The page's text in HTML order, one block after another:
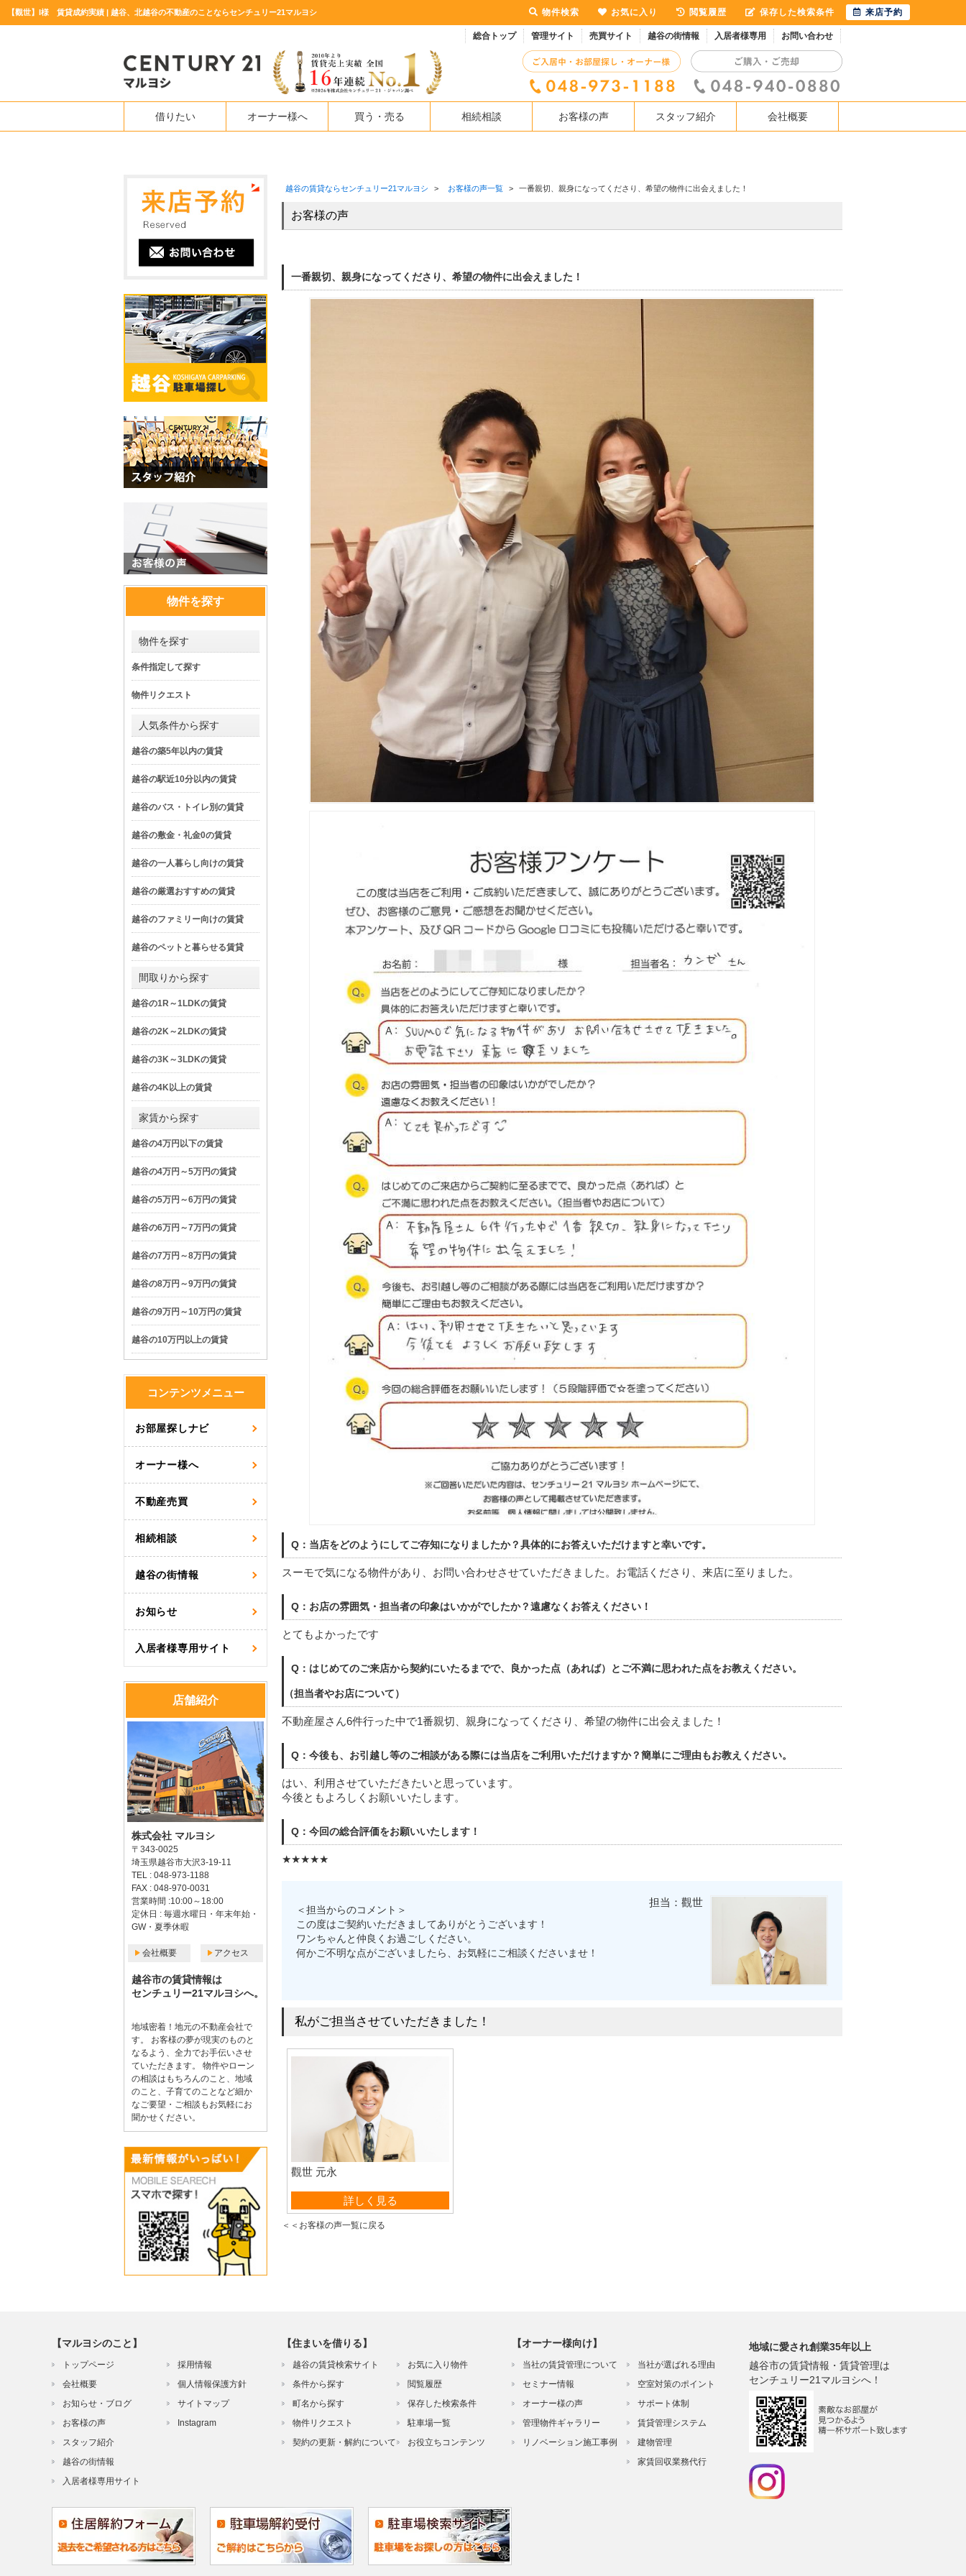
【觀世】I様 賃貸成約実績 | 越谷、北越谷の不動産のことならセンチュリー21マルヨシ
総合トップ 管理サイト 売買サイト 越谷の街情報 入居者様専用 お問い合わせ
借りたい オーナー様へ 買う・売る 相続相談 お客様の声 スタッフ紹介 会社概要
越谷の賃貸ならセンチュリー21マルヨシ > お客様の声一覧 > 一番親切、親身になってくださり、希望の物件に出会えました！
お客様の声
一番親切、親身になってくださり、希望の物件に出会えました！
Q：当店をどのようにしてご存知になりましたか？具体的にお答えいただけますと幸いです。
スーモで気になる物件があり、お問い合わせさせていただきました。お電話くださり、来店に至りました。
Q：お店の雰囲気・担当者の印象はいかがでしたか？遠慮なくお答えください！
とてもよかったです
Q：はじめてのご来店から契約にいたるまでで、良かった点（あれば）とご不満に思われた点をお教えください。
（担当者やお店について）
不動産屋さん6件行った中で1番親切、親身になってくださり、希望の物件に出会えました！
Q：今後も、お引越し等のご相談がある際には当店をご利用いただけますか？簡単にご理由もお教えください。
はい、利用させていただきたいと思っています。
今後ともよろしくお願いいたします。
Q：今回の総合評価をお願いいたします！
★★★★★
＜担当からのコメント＞
この度はご契約いただきましてありがとうございます！
ワンちゃんと仲良くお過ごしください。
何かご不明な点がございましたら、お気軽にご相談くださいませ！
担当：觀世
私がご担当させていただきました！
觀世 元永
賃貸営業部詳しく見る
＜＜お客様の声一覧に戻る
物件を探す
物件を探す
条件指定して探す
物件リクエスト
人気条件から探す
越谷の築5年以内の賃貸
越谷の駅近10分以内の賃貸
越谷のバス・トイレ別の賃貸
越谷の敷金・礼金0の賃貸
越谷の一人暮らし向けの賃貸
越谷の厳選おすすめの賃貸
越谷のファミリー向けの賃貸
越谷のペットと暮らせる賃貸
間取りから探す
越谷の1R～1LDKの賃貸
越谷の2K～2LDKの賃貸
越谷の3K～3LDKの賃貸
越谷の4K以上の賃貸
家賃から探す
越谷の4万円以下の賃貸
越谷の4万円～5万円の賃貸
越谷の5万円～6万円の賃貸
越谷の6万円～7万円の賃貸
越谷の7万円～8万円の賃貸
越谷の8万円～9万円の賃貸
越谷の9万円～10万円の賃貸
越谷の10万円以上の賃貸
コンテンツメニュー
お部屋探しナビ
オーナー様へ
不動産売買
相続相談
越谷の街情報
お知らせ
入居者様専用サイト
店舗紹介
株式会社 マルヨシ
〒343-0025
埼玉県越谷市大沢3-19-11
TEL : 048-973-1188
FAX : 048-970-0031
営業時間 :10:00～18:00
定休日 : 毎週水曜日・年末年始・
GW・夏季休暇
会社概要 アクセス
越谷市の賃貸情報は
センチュリー21マルヨシへ。
地域密着！地元の不動産会社で
す。 お客様の夢が現実のものと
なるよう、全力でお手伝いさせ
ていただきます。 物件やローン
の相談はもちろんのこと、地域
のこと、子育てのことなど細か
なご要望・ご相談もお気軽にお
聞かせください。
【マルヨシのこと】
トップページ
会社概要
お知らせ・ブログ
お客様の声
スタッフ紹介
越谷の街情報
入居者様専用サイト
採用情報
個人情報保護方針
サイトマップ
Instagram
【住まいを借りる】
越谷の賃貸検索サイト
条件から探す
町名から探す
物件リクエスト
契約の更新・解約について
お気に入り物件
閲覧履歴
保存した検索条件
駐車場一覧
お役立ちコンテンツ
【オーナー様向け】
当社の賃貸管理について
セミナー情報
オーナー様の声
管理物件ギャラリー
リノベーション施工事例
当社が選ばれる理由
空室対策のポイント
サポート体制
賃貸管理システム
建物管理
家賃回収業務代行
地域に愛され創業35年以上
越谷市の賃貸情報・賃貸管理は
センチュリー21マルヨシへ！
物件検索 お気に入り 閲覧履歴 保存した検索条件 来店予約